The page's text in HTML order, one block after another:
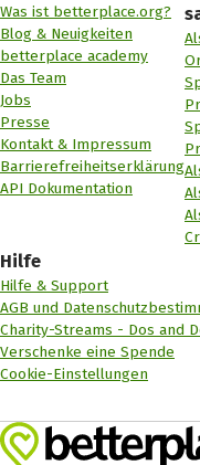
Was ist betterplace.org?
Blog & Neuigkeiten
betterplace academy
Das Team
Jobs
Presse
Kontakt & Impressum
Barrierefreiheitserklärung
API Dokumentation
Hilfe
Hilfe & Support
AGB und
Charity-Streams - Dos and
Verschenke eine Spende
Cookie-Einstellungen